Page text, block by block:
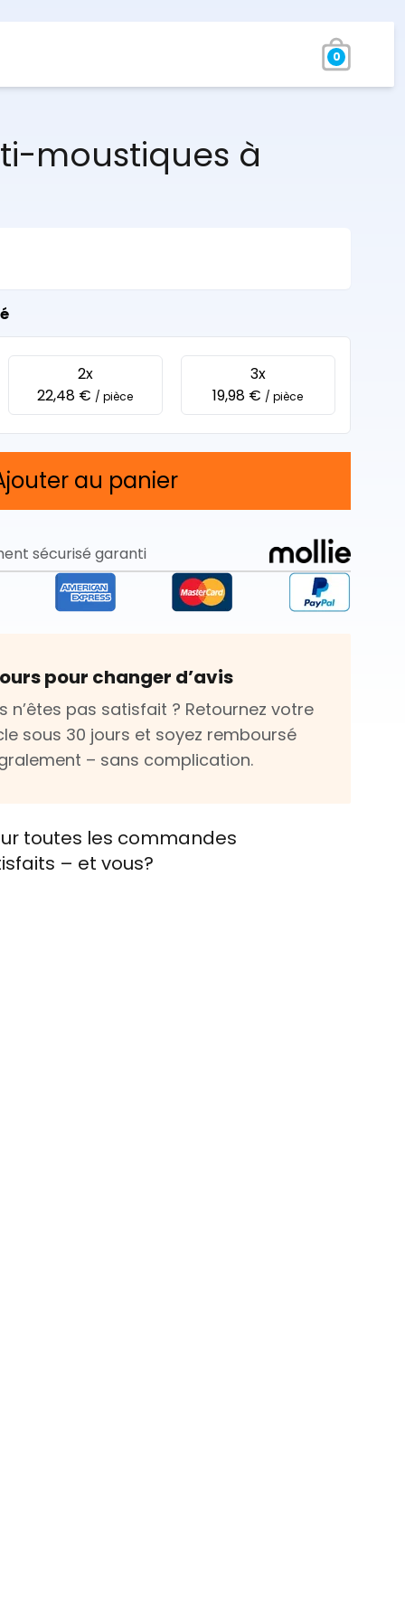
0
moustiques à
2x
22,48 € / pièce
3x
19,98 € / pièce
au panier
sécurisé garanti
pour changer d’avis
n’êtes pas satisfait ? Retournez votre
sous 30 jours et soyez remboursé
– sans complication.
toutes les commandes
– et vous?